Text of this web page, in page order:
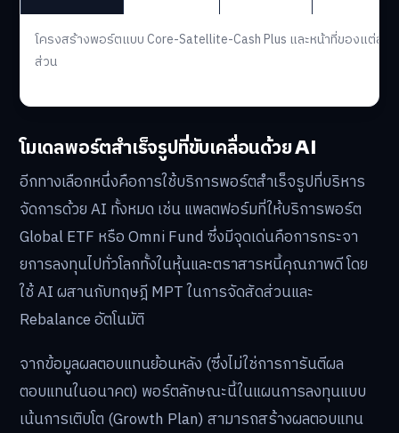
โครงสร้างพอร์ตแบบ Core-Satellite-Cash Plus และหน้าที่ของแต่ละ
ส่วน
โมเดลพอร์ตสำเร็จรูปที่ขับเคลื่อนด้วย AI
อีกทางเลือกหนึ่งคือการใช้บริการพอร์ตสำเร็จรูปที่บริหาร
จัดการด้วย AI ทั้งหมด เช่น แพลตฟอร์มที่ให้บริการพอร์ต
Global ETF หรือ Omni Fund ซึ่งมีจุดเด่นคือการกระจา
ยการลงทุนไปทั่วโลกทั้งในหุ้นและตราสารหนี้คุณภาพดี โดย
ใช้ AI ผสานกับทฤษฎี MPT ในการจัดสัดส่วนและ
Rebalance อัตโนมัติ
จากข้อมูลผลตอบแทนย้อนหลัง (ซึ่งไม่ใช่การการันตีผล
ตอบแทนในอนาคต) พอร์ตลักษณะนี้ในแผนการลงทุนแบบ
เน้นการเติบโต (Growth Plan) สามารถสร้างผลตอบแทน